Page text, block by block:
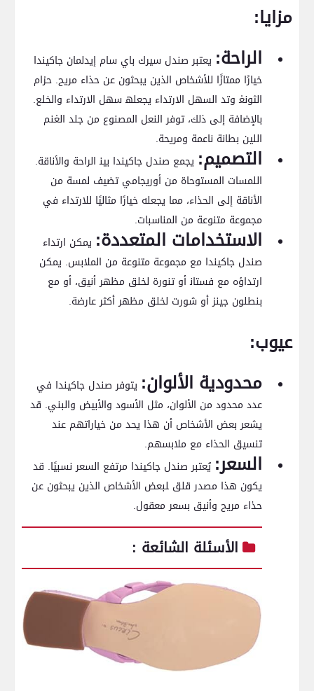
مزايا:
الراحة: يعتبر صندل سيرك باي سام إيدلمان⁢ جاكيندا
خيارًا‍ ممتازًا للأشخاص الذين يبحثون عن حذاء مريح. حزام
⁣الثونغ‍ وتد السهل الارتداء يجعله‍ سهل الارتداء والخلع.
بالإضافة إلى ذلك، توفر النعل المصنوع من جلد‍ الغنم
اللين بطانة​ ناعمة ومريحة.
التصميم: ⁢يجمع‌ صندل جاكيندا بين‍ الراحة والأناقة.
اللمسات المستوحاة من أوريجامي تضيف لمسة من
الأناقة إلى الحذاء، مما يجعله خيارًا مثاليًا للارتداء في
مجموعة متنوعة من المناسبات.
الاستخدامات ‌المتعددة: يمكن ارتداء
صندل جاكيندا مع مجموعة متنوعة من الملابس. يمكن
ارتداؤه مع فستان‍ أو تنورة لخلق مظهر أنيق، أو مع
بنطلون جينز أو شورت لخلق مظهر أكثر عارضة.
عيوب:
محدودية الألوان: يتوفر صندل جاكيندا في⁣
عدد ‌محدود من الألوان، مثل الأسود والأبيض‌ والبني. قد
يشعر بعض الأشخاص أن هذا يحد من خياراتهم عند⁤
تنسيق الحذاء مع ملابسهم.
السعر: يُعتبر صندل جاكيندا مرتفع السعر نسبيًا. قد
يكون هذا مصدر قلق ‍لبعض الأشخاص​ الذين ​يبحثون عن
حذاء مريح وأنيق بسعر معقول.
الأسئلة الشائعة :